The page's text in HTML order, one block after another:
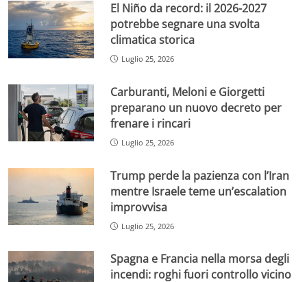
El Niño da record: il 2026-2027
potrebbe segnare una svolta
climatica storica
Luglio 25, 2026
Carburanti, Meloni e Giorgetti
preparano un nuovo decreto per
frenare i rincari
Luglio 25, 2026
Trump perde la pazienza con l’Iran
mentre Israele teme un’escalation
improvvisa
Luglio 25, 2026
Spagna e Francia nella morsa degli
incendi: roghi fuori controllo vicino